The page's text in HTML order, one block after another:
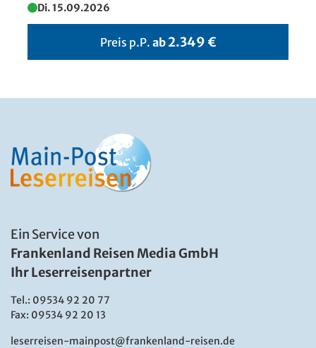
Leipzig - Augustusplatz
Di. 15.09.2026
Preis p.P. ab 2.349 €
Ein Service von
Frankenland Reisen Media GmbH
Ihr Leserreisenpartner
Tel.: 09534 92 20 77
Fax: 09534 92 20 13
leserreisen-mainpost@frankenland-reisen.de